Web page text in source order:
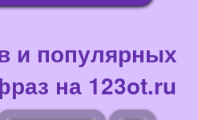
и популярных
на 123ot.ru